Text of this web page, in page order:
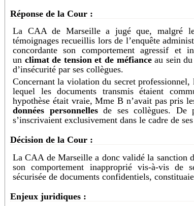
Réponse de la Cour :
La CAA de Marseille a jugé que, malgré
témoignages recueillis lors de l’enquête
concordante son comportement agressif et
un climat de tension et de méfiance au sein
d’insécurité par ses collègues.
Concernant la violation du secret
lequel les documents transmis étaient
hypothèse était vraie, Mme B n’avait pas pris
données personnelles de ses collègues. De
s’inscrivaient exclusivement dans le cadre de
Décision de la Cour :
La CAA de Marseille a donc validé la sanction
son comportement inapproprié vis-à-vis
sécurisée de documents confidentiels,
Enjeux juridiques :